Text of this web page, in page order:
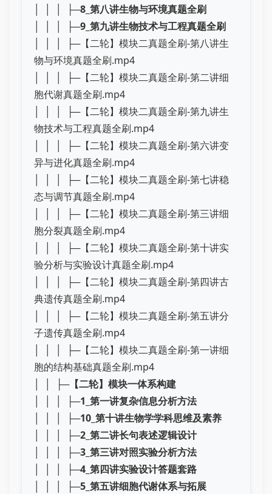
│ │ │ ├─8_第八讲生物与环境真题全刷
│ │ │ ├─9_第九讲生物技术与工程真题全刷
│ │ │ ├─【二轮】模块二真题全刷-第八讲生
物与环境真题全刷.mp4
│ │ │ ├─【二轮】模块二真题全刷-第二讲细
胞代谢真题全刷.mp4
│ │ │ ├─【二轮】模块二真题全刷-第九讲生
物技术与工程真题全刷.mp4
│ │ │ ├─【二轮】模块二真题全刷-第六讲变
异与进化真题全刷.mp4
│ │ │ ├─【二轮】模块二真题全刷-第七讲稳
态与调节真题全刷.mp4
│ │ │ ├─【二轮】模块二真题全刷-第三讲细
胞分裂真题全刷.mp4
│ │ │ ├─【二轮】模块二真题全刷-第十讲实
验分析与实验设计真题全刷.mp4
│ │ │ ├─【二轮】模块二真题全刷-第四讲古
典遗传真题全刷.mp4
│ │ │ ├─【二轮】模块二真题全刷-第五讲分
子遗传真题全刷.mp4
│ │ │ ├─【二轮】模块二真题全刷-第一讲细
胞的结构基础真题全刷.mp4
│ │ ├─【二轮】模块一体系构建
│ │ │ ├─1_第一讲复杂信息分析方法
│ │ │ ├─10_第十讲生物学学科思维及素养
│ │ │ ├─2_第二讲长句表述逻辑设计
│ │ │ ├─3_第三讲对照实验分析方法
│ │ │ ├─4_第四讲实验设计答题套路
│ │ │ ├─5_第五讲细胞代谢体系与拓展